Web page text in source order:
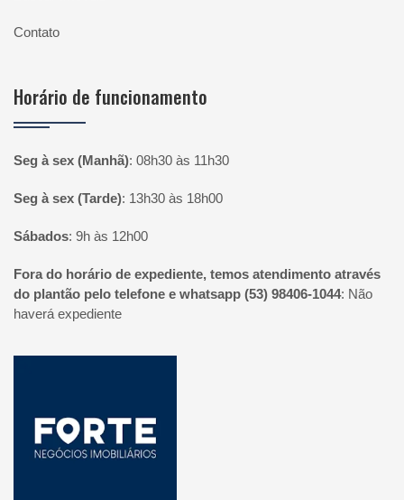
Contato
Horário de funcionamento
Seg à sex (Manhã): 08h30 às 11h30
Seg à sex (Tarde): 13h30 às 18h00
Sábados: 9h às 12h00
Fora do horário de expediente, temos atendimento através
do plantão pelo telefone e whatsapp (53) 98406-1044: Não
haverá expediente